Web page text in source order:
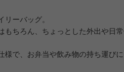
リーバッグ。
もちろん、ちょっとした外出や日
様で、お弁当や飲み物の持ち運びに